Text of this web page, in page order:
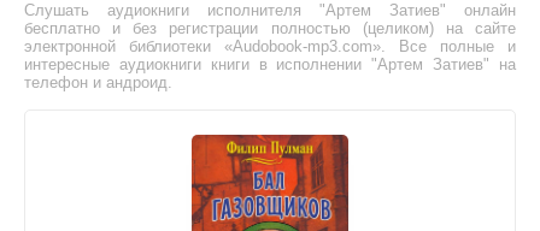
Слушать аудиокниги исполнителя "Артем Затиев" онлайн
бесплатно и без регистрации полностью (целиком) на сайте
электронной библиотеки «Audobook-mp3.com». Все полные и
интересные аудиокниги книги в исполнении "Артем Затиев" на
телефон и андроид.